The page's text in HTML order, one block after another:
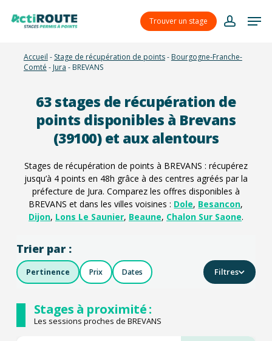
Trouver un stage
account
Accueil - Stage de récupération de points- Bourgogne-Franche-
Comté - Jura - BREVANS
63stages de récupération de
points disponibles à Brevans
(39100) et aux alentours
Stages de récupération de points à BREVANS : récupérez
jusqu’à 4 points en 48h grâce à des centres agréés par la
préfecture de Jura. Comparez les offres disponibles à
BREVANS et dans les villes voisines : Dole, Besancon,
Dijon, Lons Le Saunier, Beaune, Chalon Sur Saone.
Trier par :
Pertinence Prix Dates Filtres
Stages à proximité :
Les sessions proches de BREVANS